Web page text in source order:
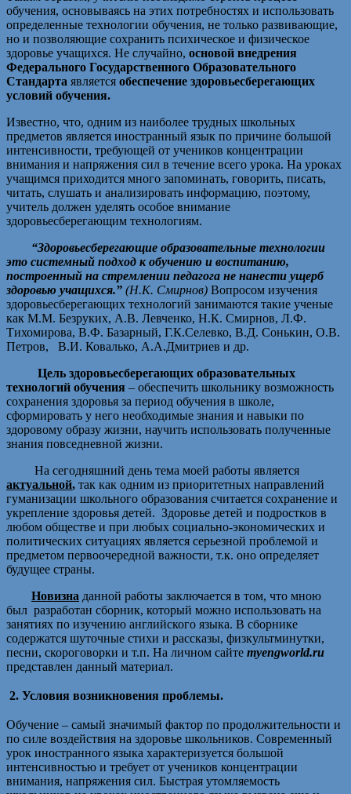
обучения, основываясь на этих потребностях и использовать
определенные технологии обучения, не только развивающие,
но и позволяющие сохранить психическое и физическое
здоровье учащихся. Не случайно, основой внедрения
Федерального Государственного Образовательного
Стандарта является обеспечение здоровьесберегающих
условий обучения.
Известно, что, одним из наиболее трудных школьных
предметов является иностранный язык по причине большой
интенсивности, требующей от учеников концентрации
внимания и напряжения сил в течение всего урока. На уроках
учащимся приходится много запоминать, говорить, писать,
читать, слушать и анализировать информацию, поэтому,
учитель должен уделять особое внимание
здоровьесберегающим технологиям.
“Здоровьесберегающие образовательные технологии
это системный подход к обучению и воспитанию,
построенный на стремлении педагога не нанести ущерб
здоровью учащихся.” (Н.К. Смирнов) Вопросом изучения
здоровьесберегающих технологий занимаются такие ученые
как М.М. Безруких, А.В. Левченко, Н.К. Смирнов, Л.Ф.
Тихомирова, В.Ф. Базарный, Г.К.Селевко, В.Д. Сонькин, О.В.
Петров, В.И. Ковалько, А.А.Дмитриев и др.
Цель здоровьесберегающих образовательных
технологий обучения – обеспечить школьнику возможность
сохранения здоровья за период обучения в школе,
сформировать у него необходимые знания и навыки по
здоровому образу жизни, научить использовать полученные
знания повседневной жизни.
На сегодняшний день тема моей работы является
актуальной, так как одним из приоритетных направлений
гуманизации школьного образования считается сохранение и
укрепление здоровья детей. Здоровье детей и подростков в
любом обществе и при любых социально-экономических и
политических ситуациях является серьезной проблемой и
предметом первоочередной важности, т.к. оно определяет
будущее страны.
Новизна данной работы заключается в том, что мною
был разработан сборник, который можно использовать на
занятиях по изучению английского языка. В сборнике
содержатся шуточные стихи и рассказы, физкультминутки,
песни, скороговорки и т.п. На личном сайте myengworld.ru
представлен данный материал.
2. Условия возникновения проблемы.
Обучение – самый значимый фактор по продолжительности и
по силе воздействия на здоровье школьников. Современный
урок иностранного языка характеризуется большой
интенсивностью и требует от учеников концентрации
внимания, напряжения сил. Быстрая утомляемость